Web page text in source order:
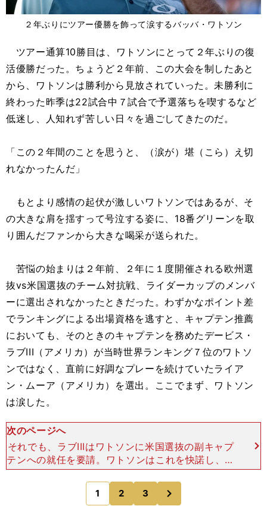
２年ぶりにツアー優勝を飾って涙するバッバ・ワトソン
ツアー通算10勝目は、ワトソンにとって２年ぶりの復
活優勝だった。ちょうど２年前、この大会を制したあと
から、ワトソンは勝利から見放されていった。未勝利に
終わった昨季は22試合中７試合で予選落ちを喫するなど
低迷し、人知れず苦しい日々を過ごしてきたのだ。
「この２年間のことを思うと、（涙が）堪（こら）え切
れなかったんだ」
もとより感情の起伏が激しいワトソンではあるが、そ
の大きな肩を揺すって号泣する姿に、18番グリーンを取
り囲んだファンから大きな喝采が送られた。
苦悩の始まりは２年前、２年に１度開催される欧州選
抜vs米国選抜のチーム対抗戦、ライダーカップのメンバ
ーに選出されなかったときだった。わずかなポイント差
でランキングによる出場資格を逃すと、キャプテン推薦
においても、そのときのキャプテンを務めたデービス・
ラブIII（アメリカ）が当時世界ランキング７位のワトソ
ンではなく、直前に好調なプレーを続けていたライア
ン・ムーア（アメリカ）を選出。ここでまず、ワトソン
は涙した。
次のページへ
それでも、ラブIIIはワトソンに米国選抜の副キャプ
テンへの就任を要請。ワトソンはこれを快諾し、チ
ームの勝利にひと役買った。「プレーはできなかっ
たけど、チームの一員として貢献できたことは、僕
にとって生涯
1 2 3